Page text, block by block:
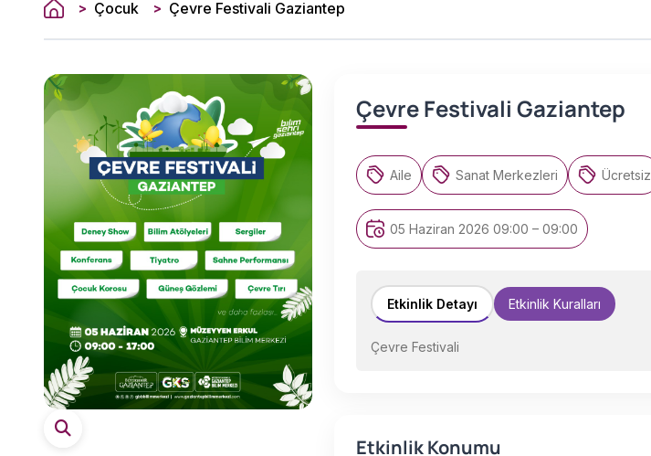
> Çocuk > Çevre Festivali Gaziantep
Çevre Festivali Gaziantep
Aile Sanat Merkezleri Ücretsiz
05 Haziran 2026 09:00 – 09:00
Etkinlik Detayı Etkinlik Kuralları
Çevre Festivali
Etkinlik Konumu